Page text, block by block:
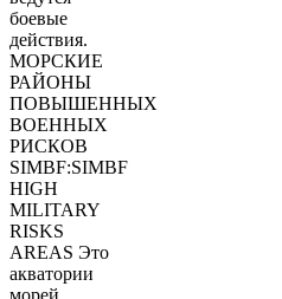
боевые
действия.
МОРСКИЕ
РАЙОНЫ
ПОВЫШЕННЫХ
ВОЕННЫХ
РИСКОВ
SIMBF:SIMBF
HIGH
MILITARY
RISKS
AREAS Это
акватории
морей,